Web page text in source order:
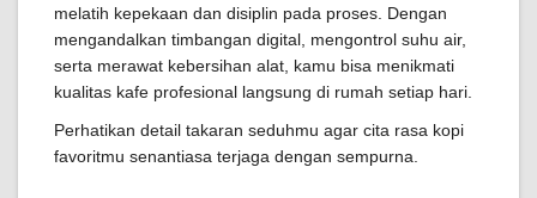
melatih kepekaan dan disiplin pada proses. Dengan
mengandalkan timbangan digital, mengontrol suhu air,
serta merawat kebersihan alat, kamu bisa menikmati
kualitas kafe profesional langsung di rumah setiap hari.
Perhatikan detail takaran seduhmu agar cita rasa kopi
favoritmu senantiasa terjaga dengan sempurna.